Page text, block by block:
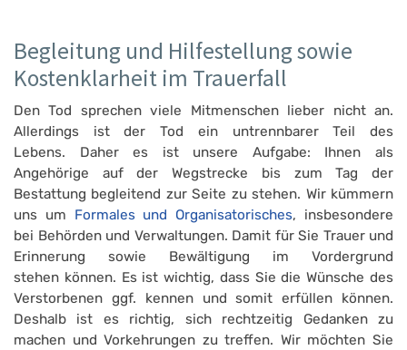
Begleitung und Hilfestellung sowie
Kostenklarheit im Trauerfall
Den Tod sprechen viele Mitmenschen lieber nicht an.
Allerdings ist der Tod ein untrennbarer Teil des
Lebens. Daher es ist unsere Aufgabe: Ihnen als
Angehörige auf der Wegstrecke bis zum Tag der
Bestattung begleitend zur Seite zu stehen. Wir kümmern
uns um Formales und Organisatorisches, insbesondere
bei Behörden und Verwaltungen. Damit für Sie Trauer und
Erinnerung sowie Bewältigung im Vordergrund
stehen können. Es ist wichtig, dass Sie die Wünsche des
Verstorbenen ggf. kennen und somit erfüllen können.
Deshalb ist es richtig, sich rechtzeitig Gedanken zu
machen und Vorkehrungen zu treffen. Wir möchten Sie